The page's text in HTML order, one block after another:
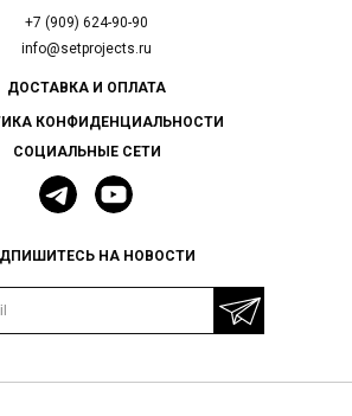
+7 (909) 624-90-90
info@setprojects.ru
СОЦИАЛЬНЫЕ СЕТИ
НА НОВОСТИ
ДОСТАВКА И ОПЛАТА
КОНФИДЕНЦИАЛЬНОСТИ